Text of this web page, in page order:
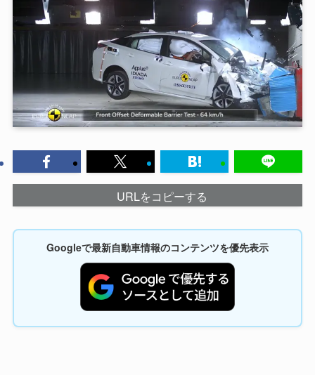
URLをコピーする
Googleで最新自動車情報のコンテンツを優先表示